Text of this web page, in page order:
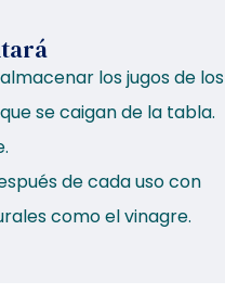
los jugos de los
se caigan de la tabla.
de cada uso con
como el vinagre.